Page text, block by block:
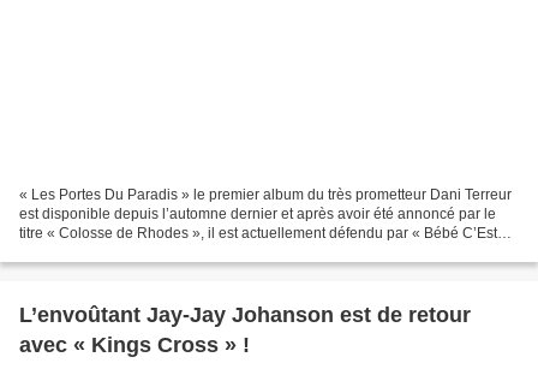
« Les Portes Du Paradis » le premier album du très prometteur Dani Terreur
est disponible depuis l’automne dernier et après avoir été annoncé par le
titre « Colosse de Rhodes », il est actuellement défendu par « Bébé C’Est
L’envoûtant Jay-Jay Johanson est de retour
avec « Kings Cross » !